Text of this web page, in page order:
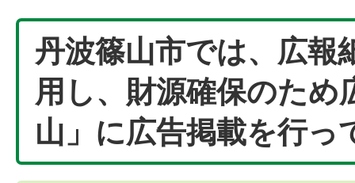
丹波篠山市では、広報
用し、財源確保のため
山」に広告掲載を行っ